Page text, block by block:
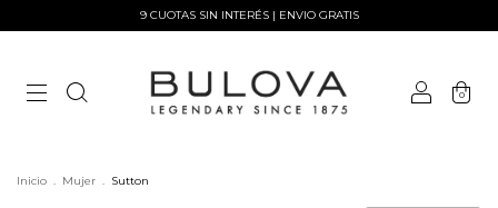
9 CUOTAS SIN INTERÉS | ENVIO GRATIS
0
Inicio . Mujer . Sutton